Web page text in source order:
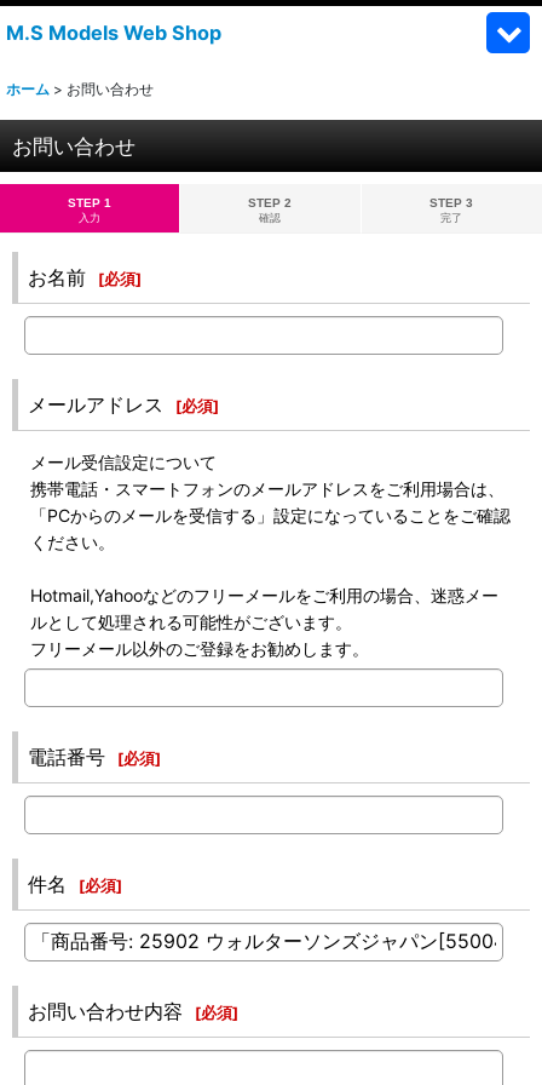
M.S Models Web Shop
ホーム > お問い合わせ
お問い合わせ
STEP 1
入力
STEP 2
確認
STEP 3
完了
お名前 [必須]
メールアドレス [必須]
メール受信設定について
携帯電話・スマートフォンのメールアドレスをご利用場合は、
「PCからのメールを受信する」設定になっていることをご確認
ください。
Hotmail,Yahooなどのフリーメールをご利用の場合、迷惑メー
ルとして処理される可能性がございます。
フリーメール以外のご登録をお勧めします。
電話番号 [必須]
件名 [必須]
お問い合わせ内容 [必須]